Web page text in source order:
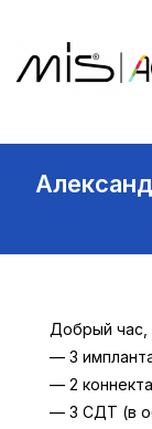
Добрый час,
— 3
— 2
— 3 СДТ (в